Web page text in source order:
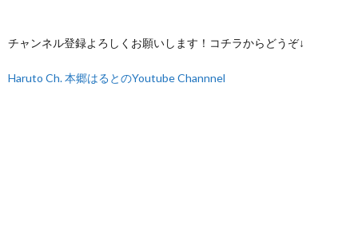
チャンネル登録よろしくお願いします！コチラからどうぞ↓
Haruto Ch. 本郷はるとのYoutube Channnel